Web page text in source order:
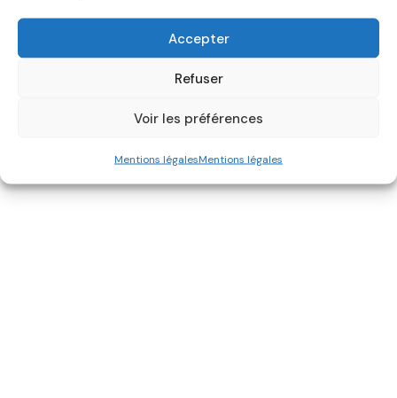
Accepter
Refuser
Voir les préférences
Mentions légalesMentions légales